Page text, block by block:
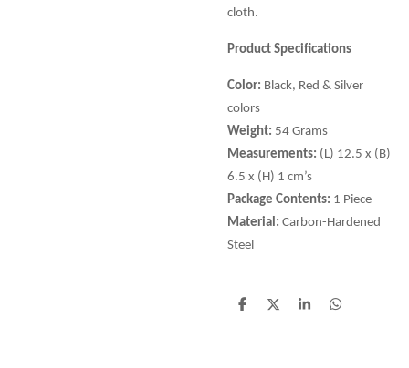
cloth.
Product Specifications
Color: Black, Red & Silver
colors
Weight: 54 Grams
Measurements: (L) 12.5 x (B)
6.5 x (H) 1 cm’s
Package Contents: 1 Piece
Material: Carbon-Hardened
Steel
D
D
S
D